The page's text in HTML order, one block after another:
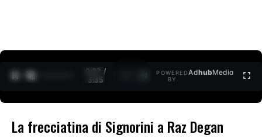
0:27 /
3:35
POWERED
BY
AdhubMedia
La frecciatina di Signorini a Raz Degan